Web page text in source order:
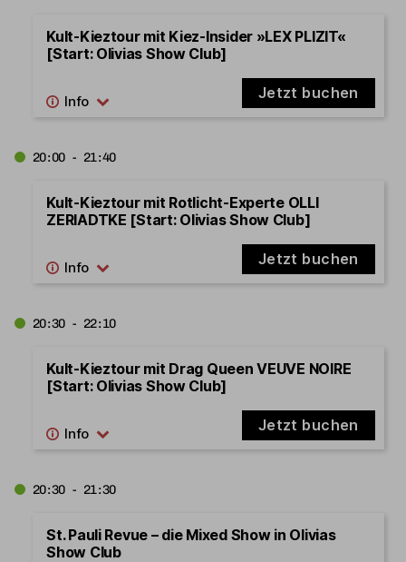
Kult-Kieztour mit Kiez-Insider »LEX PLIZIT«
[Start: Olivias Show Club]
Jetzt buchen
20:00 - 21:40
Kult-Kieztour mit Rotlicht-Experte OLLI
ZERIADTKE [Start: Olivias Show Club]
Jetzt buchen
20:30 - 22:10
Kult-Kieztour mit Drag Queen VEUVE NOIRE
[Start: Olivias Show Club]
Jetzt buchen
20:30 - 21:30
St. Pauli Revue – die Mixed Show in Olivias
Show Club